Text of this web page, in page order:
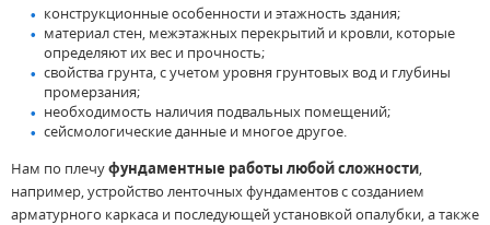
конструкционные особенности и этажность здания;
материал стен, межэтажных перекрытий и кровли, которые
определяют их вес и прочность;
свойства грунта, с учетом уровня грунтовых вод и глубины
промерзания;
необходимость наличия подвальных помещений;
сейсмологические данные и многое другое.
Нам по плечуфундаментные работы любой сложности
например, устройство ленточных фундаментов с созданием
арматурного каркаса и последующей установкой опалубки, а также